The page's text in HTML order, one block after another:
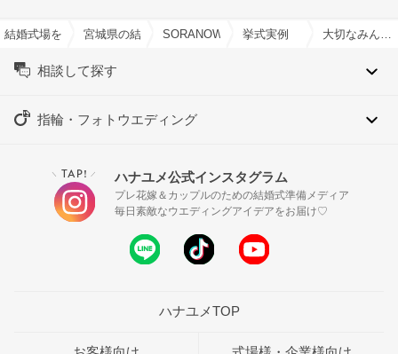
結婚式場を探すならハナユメ
宮城県の結婚式場一覧SORANOWA (ソラノワ)で結婚式
挙式実例
相談して探す
指輪・フォトウエディング
＼ TAP! ／ ハナユメ公式インスタグラム
プレ花嫁＆カップルのための結婚式準備メディア
毎日素敵なウエディングアイデアをお届け♡
ハナユメTOP